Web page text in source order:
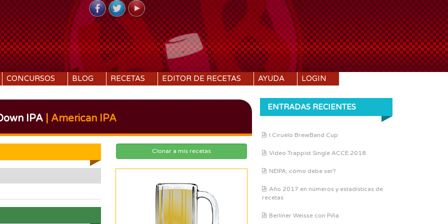
CONCURSOS BLOG RECETAS EDITOR DE RECETAS AYUDA LOGIN
IPA| American IPA
Clonar a mis recetas
ENTRADAS RECIENTES
I Ciruelo BrewBand Cup
Vídeo Trappist Single ACCE 2018
NEIPA, cómo debe ser?
Año 2017 en números y estadísticas de
recetas
Berliner Weisse con Piña